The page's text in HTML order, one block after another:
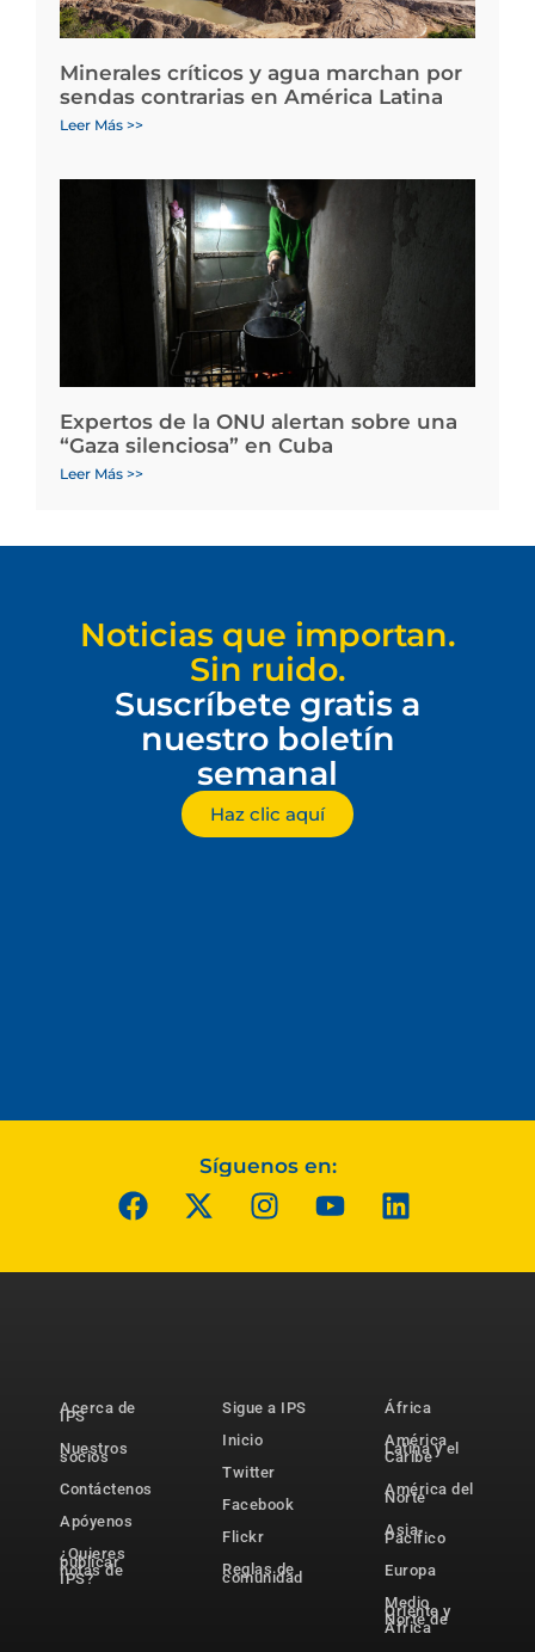
Minerales críticos y agua marchan por
sendas contrarias en América Latina
Leer Más >>
Expertos de la ONU alertan sobre una
“Gaza silenciosa” en Cuba
Leer Más >>
Noticias que importan.
Sin ruido.
Suscríbete gratis a
nuestro boletín
semanal
Haz clic aquí
Síguenos en:
Acerca de
IPS
Nuestros
socios
Contáctenos
Apóyenos
¿Quieres
publicar
notas de
IPS?
Sigue a IPS
Inicio
Twitter
Facebook
Flickr
Reglas de
comunidad
África
América
Latina y el
Caribe
América del
Norte
Asia-
Pacífico
Europa
Medio
Oriente y
Norte de
África